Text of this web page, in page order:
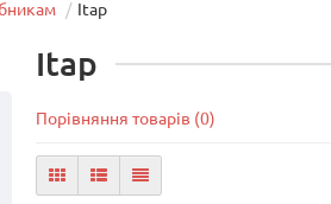
Itap
Itap
Порівняння товарів (0)